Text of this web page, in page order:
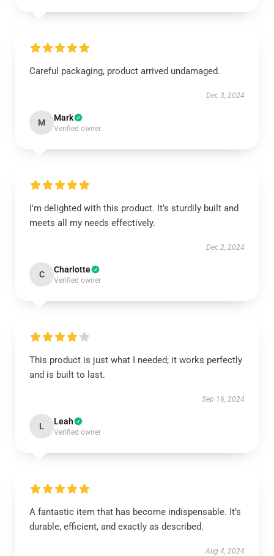
Careful packaging, product arrived undamaged.
Dec 3, 2024
M Mark
Verified owner
I'm delighted with this product. It’s sturdily built and
meets all my needs effectively.
Dec 2, 2024
C Charlotte
Verified owner
This product is just what I needed; it works perfectly
and is built to last.
Sep 16, 2024
L Leah
Verified owner
A fantastic item that has become indispensable. It’s
durable, efficient, and exactly as described.
Aug 4, 2024